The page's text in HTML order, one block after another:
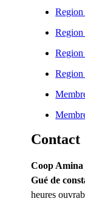
Contact
Coop
Gué de
heures